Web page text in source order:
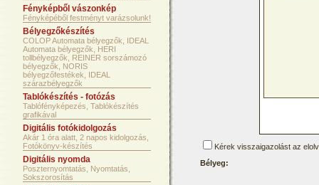
Fényképből vászonkép
Fényképéből festményt varázsolunk!
Bélyegzőkészítés
COLOP Automata bélyegzők, IDEAL
Automata bélyegzők, HERI
tollbélyegzők, REINER sorszámozó
bélyegzők, NORIS
bélyegzőfestékek, IDEAL
szárazbélyegzők
Tablókészítés - fotózás
Tablófényképezés, Tablókészítés
grafikával
Digitális fotókidolgozás
Akár 1 óra alatt, 2 napos kidolgozás,
Fotókönyv-készítés
Digitális nyomda
Poszternyomtatás, Nyomtatás,
Sokszorosítás
Kérek visszaigazolást az
Bélyeg: